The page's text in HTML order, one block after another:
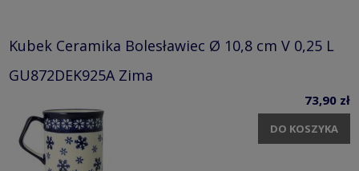
Kubek Ceramika Bolesławiec Ø 10,8 cm V 0,25 L
GU872DEK925A Zima
73,90 zł
DO KOSZYKA